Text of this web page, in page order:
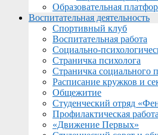
Образовательная
Воспитательная деятельность
Спортивный клуб
Воспитательная работа
Социально-
Страничка психолога
Страничка социального
Расписание кружков и
Общежитие
Студенческий отряд
Профилактическая работа
«Движение Первых»